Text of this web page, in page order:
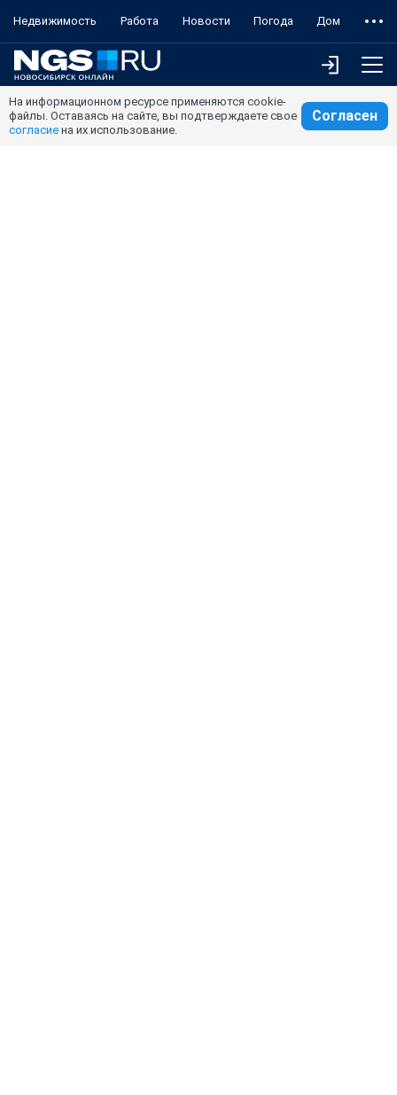
Недвижимость Работа Новости Погода Дом
На информационном ресурсе применяются cookie-
файлы. Оставаясь на сайте, вы подтверждаете свое
согласие на их использование.
Согласен